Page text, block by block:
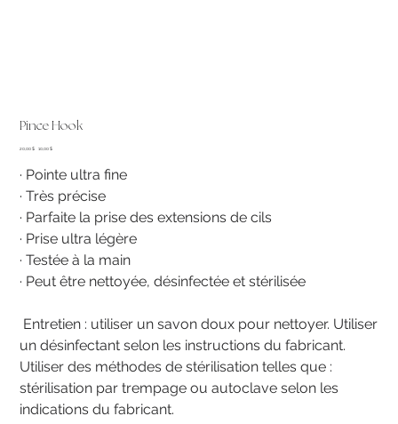
Pince Hook
Prix
20,00 $
Prix
10,00 $
· Pointe ultra fine
· Très précise
· Parfaite la prise des extensions de cils
· Prise ultra légère
· Testée à la main
· Peut être nettoyée, désinfectée et stérilisée
Entretien : utiliser un savon doux pour nettoyer. Utiliser
un désinfectant selon les instructions du fabricant.
Utiliser des méthodes de stérilisation telles que :
stérilisation par trempage ou autoclave selon les
indications du fabricant.